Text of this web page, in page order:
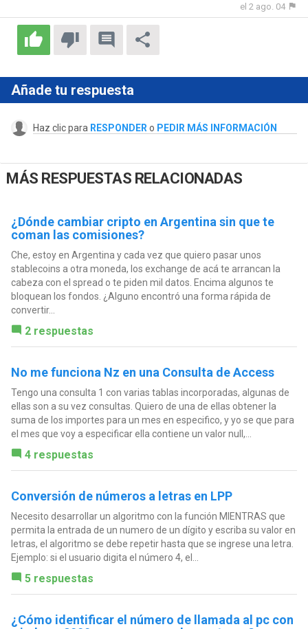
el 2 ago. 04
Añade tu respuesta
Haz clic para RESPONDER o PEDIR MÁS INFORMACIÓN
MÁS RESPUESTAS RELACIONADAS
¿Dónde cambiar cripto en Argentina sin que te
coman las comisiones?
Che, estoy en Argentina y cada vez que quiero pasar unos
stablecoins a otra moneda, los exchange de acá te arrancan la
cabeza con el spread o te piden mil datos. Encima algunos te
bloquean los fondos. ¿Alguno encontró una forma rápida de
convertir...
2 respuestas
No me funciona Nz en una Consulta de Access
Tengo una consulta 1 con varias tablas incorporadas, algunas de
ellas son a su vez consultas. Quiero de una de ellas obtener la
suma de los importes para un mes en especifico, y yo se que para
el mes que voy a especificar ella contiene un valor null,...
4 respuestas
Conversión de números a letras en LPP
Necesito desarrollar un algoritmo con la función MIENTRAS que
permita la entrada de un numero de un dígito y escriba su valor en
letras, el algoritmo se debe repetir hasta que se ingrese una letra.
Ejemplo: si el usuario digita el número 4, el...
5 respuestas
¿Cómo identificar el número de llamada al pc con